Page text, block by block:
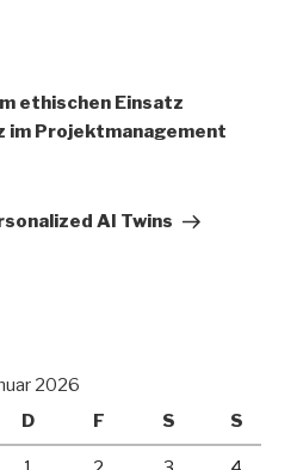
ethischen Einsatz
im Projektmanagement
AI Twins
2026
D F S S